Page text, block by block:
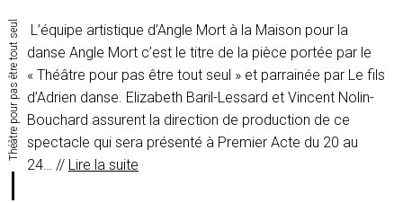
Théâtre pour pas être tout seul
L’équipe artistique d’Angle Mort à la Maison pour la
danse Angle Mort c’est le titre de la pièce portée par le
« Théâtre pour pas être tout seul » et parrainée par Le fils
d’Adrien danse. Elizabeth Baril-Lessard et Vincent Nolin-
Bouchard assurent la direction de production de ce
spectacle qui sera présenté à Premier Acte du 20 au
24… // Lire la suite